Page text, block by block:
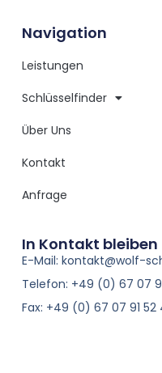
In Kontakt bleiben
E-Mail: kontakt@wolf-
Telefon: +49 (0) 67 07
Fax: +49 (0) 67 07 91 52
Navigation
Leistungen
Schlüsselfinder
Über Uns
Kontakt
Anfrage